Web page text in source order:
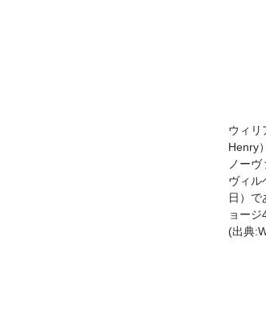
ウィリ
Henry
ノー
ヴィル
日）で
ョージ
(出典